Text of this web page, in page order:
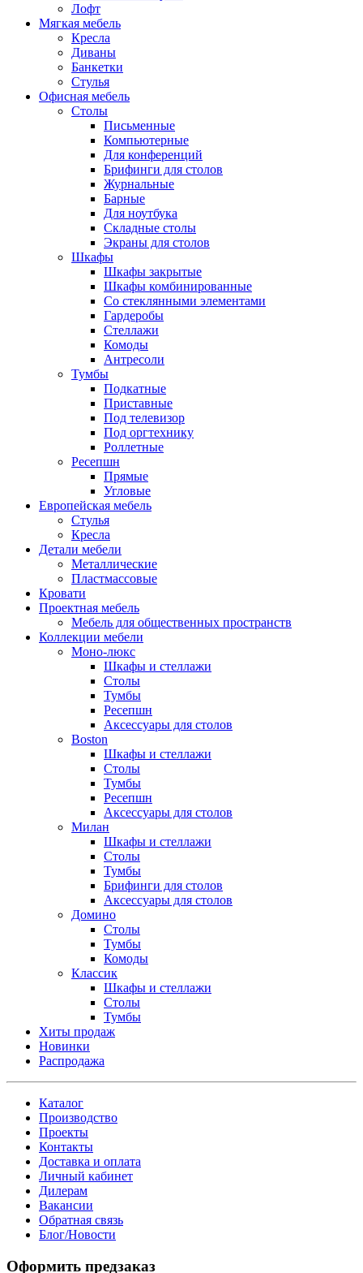
Лофт
Мягкая мебель
Кресла
Диваны
Банкетки
Стулья
Офисная мебель
Столы
Письменные
Компьютерные
Для конференций
Брифинги для столов
Журнальные
Барные
Для ноутбука
Складные столы
Экраны для столов
Шкафы
Шкафы закрытые
Шкафы комбинированные
Со стеклянными элементами
Гардеробы
Стеллажи
Комоды
Антресоли
Тумбы
Подкатные
Приставные
Под телевизор
Под оргтехнику
Роллетные
Ресепшн
Прямые
Угловые
Европейская мебель
Стулья
Кресла
Детали мебели
Металлические
Пластмассовые
Кровати
Проектная мебель
Мебель для общественных пространств
Коллекции мебели
Моно-люкс
Шкафы и стеллажи
Столы
Тумбы
Ресепшн
Аксессуары для столов
Boston
Шкафы и стеллажи
Столы
Тумбы
Ресепшн
Аксессуары для столов
Милан
Шкафы и стеллажи
Столы
Тумбы
Брифинги для столов
Аксессуары для столов
Домино
Столы
Тумбы
Комоды
Классик
Шкафы и стеллажи
Столы
Тумбы
Хиты продаж
Новинки
Распродажа
Каталог
Производство
Проекты
Контакты
Доставка и оплата
Личный кабинет
Дилерам
Вакансии
Обратная связь
Блог/Новости
Оформить предзаказ